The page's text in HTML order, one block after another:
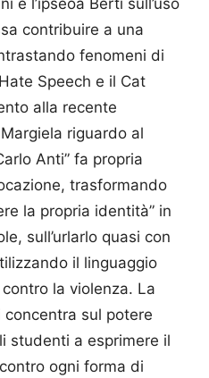
e l’ipseoa Berti sull’uso
contribuire a una
fenomeni di
Speech e il Cat
alla recente
riguardo al
Anti” fa propria
trasformando
la propria identità” in
sull’urlarlo quasi con
il linguaggio
la violenza. La
sul potere
studenti a esprimere il
ogni forma di